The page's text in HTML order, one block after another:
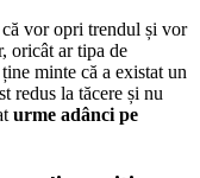
vor opri trendul și vor
oricât ar tipa de
minte că a existat un
redus la tăcere și nu
urme adânci pe